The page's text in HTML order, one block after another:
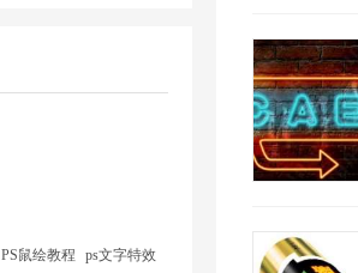
PS鼠绘教程 ps文字特效